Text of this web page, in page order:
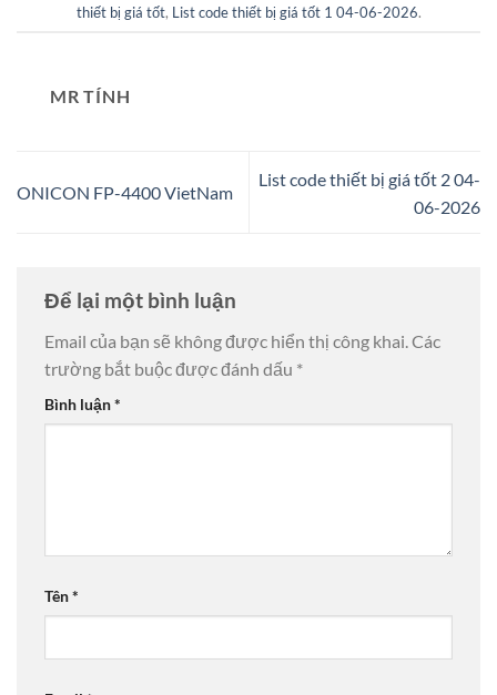
thiết bị giá tốt, List code thiết bị giá tốt 1 04-06-2026.
MR TÍNH
ONICON FP-4400 VietNam
List code thiết bị giá tốt 2 04-
06-2026
Để lại một bình luận
Email của bạn sẽ không được hiển thị công khai.Các
trường bắt buộc được đánh dấu *
Bình luận*
Tên*